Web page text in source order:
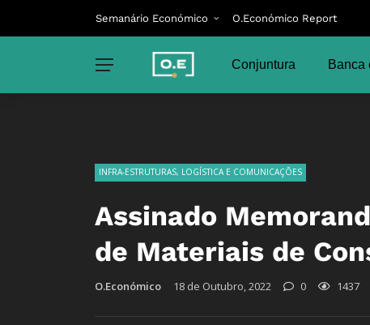
Semanário Económico O.Económico Report
Conjuntura Banca
INFRA-ESTRUTURAS, LOGÍSTICA E COMUNICAÇÕES
Assinado
de Materiais de
O.Económico 18 de Outubro, 2022 0 1437